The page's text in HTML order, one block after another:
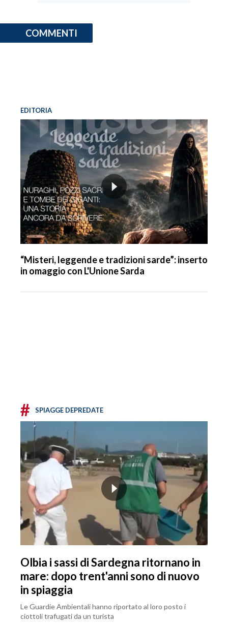
COMMENTI
EDITORIA
“Misteri, leggende e tradizioni sarde”: inserto
in omaggio con L'Unione Sarda
# SPIAGGE DEPREDATE
Olbia i sassi di Sardegna ritornano in
mare: dopo trent'anni sono di nuovo
in spiaggia
Le Guardie Ambientali hanno riportato al loro posto i
ciottoli trafugati da un turista